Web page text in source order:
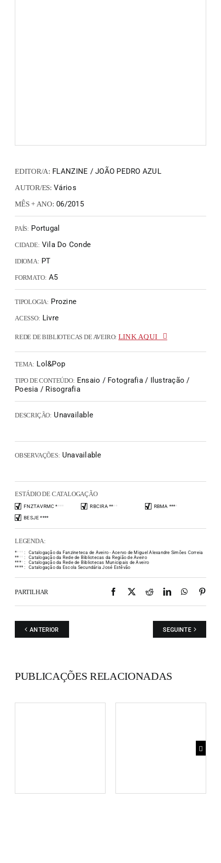
EDITOR/A: FLANZINE / JOÃO PEDRO AZUL
AUTOR/ES: Vários
MÊS + ANO: 06/2015
PAÍS: Portugal
CIDADE: Vila Do Conde
IDIOMA: PT
FORMATO: A5
TIPOLOGIA: Prozine
ACESSO: Livre
REDE DE BIBLIOTECAS DE AVEIRO: LINK AQUI
TEMA: Lol&Pop
TIPO DE CONTEÚDO: Ensaio / Fotografia / Ilustração /
Poesia / Risografia
DESCRIÇÃO: Unavailable
OBSERVAÇÕES: Unavailable
ESTÁDIO DE CATALOGAÇÃO
FNZTAVRMC **** RBCIRA **** RBMA ****
BESJE ****
LEGENDA:
** * * :
Catalogação da Fanzineteca de Aveiro - Acervo de Miguel Alexandre Simões Correia
** * * :
Catalogação da Rede de Bibliotecas da Região de Aveiro
**** :
Catalogação da Rede de Bibliotecas Municipais de Aveiro
**** : Catalogação da Escola Secundária José Estêvão
PARTILHAR Facebook
X RedditLinkedIn
ANTERIOR SEGUINTE
PUBLICAÇÕES RELACIONADAS